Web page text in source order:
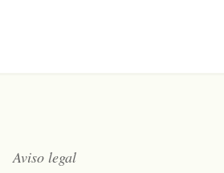
Aviso legal